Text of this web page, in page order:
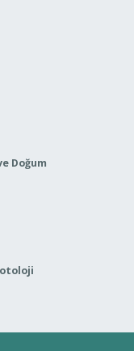
Doğum